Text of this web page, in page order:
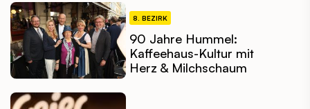
8. BEZIRK
90 Jahre Hummel:
Kaffeehaus-Kultur mit
Herz & Milchschaum